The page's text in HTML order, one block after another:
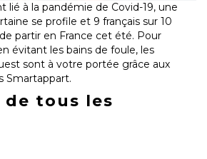
lié à la pandémie de Covid-19, une
se profile et 9 français sur 10
partir en France cet été. Pour
évitant les bains de foule, les
sont à votre portée grâce aux
Smartappart.
de tous les